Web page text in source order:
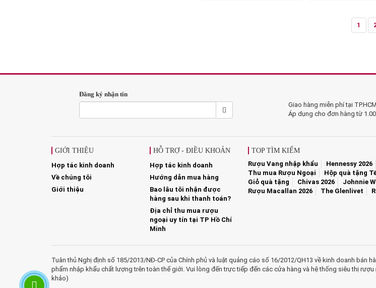
1
Đăng ký nhận tin
Giao hàng miễn phí tại
Áp dụng cho đơn hàng từ
GIỚI THIỆU
Hợp tác kinh doanh
Về chúng tôi
Giới thiệu
HỖ TRỢ - ĐIỀU KHOẢN
Hợp tác kinh doanh
Hướng dẫn mua hàng
Bao lâu tôi nhận được
hàng sau khi thanh toán?
Địa chỉ thu mua rượu
ngoại uy tín tại TP Hồ Chí
Minh
TOP TÌM KIẾM
Rượu Vang nhập khẩu
Hennessy 2026
Thu mua Rượu Ngoại
Hộp quà tặng
Giỏ quà tặng
Chivas 2026
Johnnie
Rượu Macallan 2026
The Glenlivet
Tuân thủ Nghị định số 185/2013/NĐ-CP của Chính phủ và luật quảng cáo số 16/2012/QH13 về kinh doanh
phẩm nhập khẩu chất lượng trên toàn thế giới. Vui lòng đến trực tiếp đến các cửa hàng và hệ thống siêu thị
khảo)